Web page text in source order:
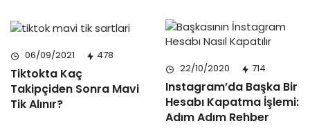
06/09/2021 478
Tiktokta Kaç
Takipçiden Sonra Mavi
Tik Alınır?
22/10/2020 714
Instagram’da Başka Bir
Hesabı Kapatma İşlemi:
Adım Adım Rehber